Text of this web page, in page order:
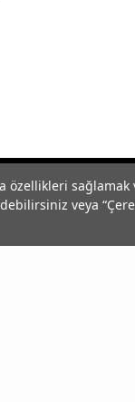
özellikleri
veya